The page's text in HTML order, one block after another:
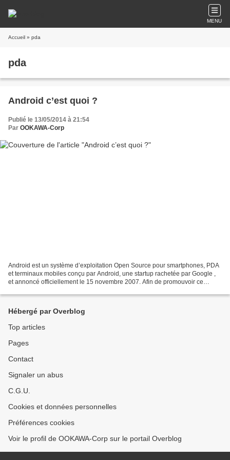
MENU
Accueil » pda
pda
Android c’est quoi ?
Publié le 13/05/2014 à 21:54
Par OOKAWA-Corp
Android est un système d’exploitation Open Source pour smartphones, PDA
et terminaux mobiles conçu par Android, une startup rachetée par Google ,
et annoncé officiellement le 15 novembre 2007. Afin de promouvoir ce
Hébergé par Overblog
Top articles
Pages
Contact
Signaler un abus
C.G.U.
Cookies et données personnelles
Préférences cookies
Voir le profil de OOKAWA-Corp sur le portail Overblog